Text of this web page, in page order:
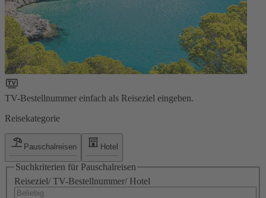
TV-Bestellnummer einfach als Reiseziel eingeben.
Reisekategorie
Pauschalreisen Hotel
Suchkriterien für Pauschalreisen
Reiseziel/ TV-Bestellnummer/ Hotel